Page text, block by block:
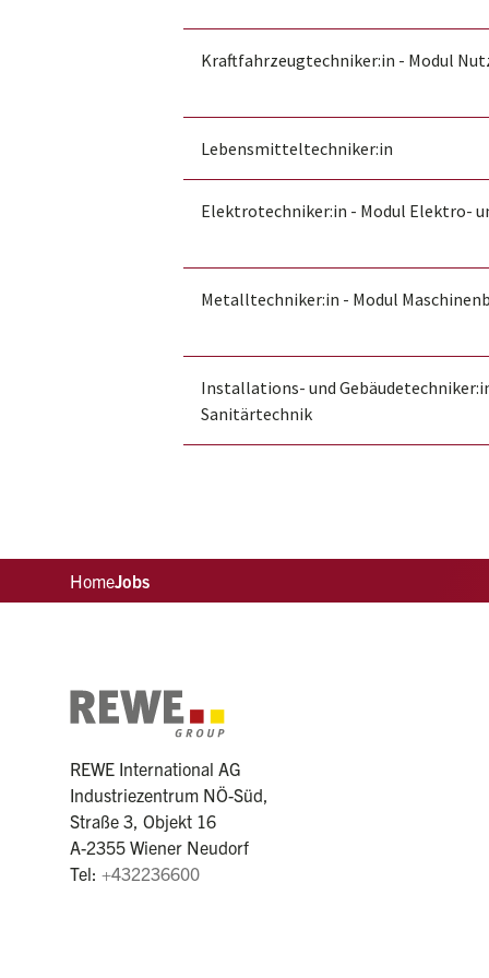
Kraftfahrzeugtechniker:in - Modul
Lebensmitteltechniker:in
Elektrotechniker:in - Modul Elektro-
Metalltechniker:in - Modul
Installations- und
Sanitärtechnik
HomeJobs
REWE International AG
Industriezentrum NÖ-Süd,
Straße 3, Objekt 16
A-2355 Wiener Neudorf
Tel: +432236600